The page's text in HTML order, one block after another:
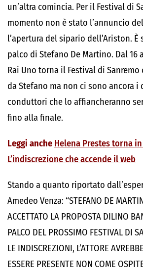
un’altra comincia. Per il Festival di
momento non è stato l’annuncio
l’apertura del sipario dell’Ariston. È
palco di Stefano De Martino. Dal 16
Rai Uno torna il Festival di
da Stefano ma non ci sono ancora
conduttori che lo affiancheranno
fino alla finale.
Leggi anche Helena Prestes torna in
L’indiscrezione che accende il web
Stando a quanto riportato
Amedeo Venza: “STEFANO DE
ACCETTATO LA PROPOSTA DILINO
PALCO DEL PROSSIMO FESTIVAL DI
LE INDISCREZIONI, L’ATTORE
ESSERE PRESENTE NON COME